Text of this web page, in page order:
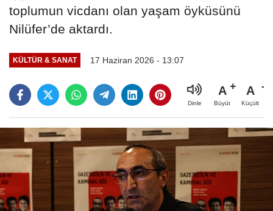
toplumun vicdanı olan yaşam öyküsünü
Nilüfer’de aktardı.
KÜLTÜR & SANAT 17 Haziran 2026 - 13:07
Dinle
A
Büyüt
A
Küçült